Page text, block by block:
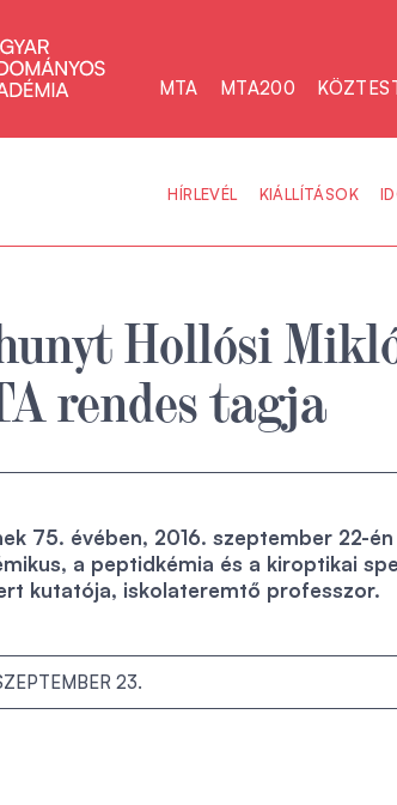
MTA MTA200
HÍRLEVÉL KIÁLLÍTÁSOK
Hollósi
rendes tagja
75. évében, 2016. szeptember 22-
a peptidkémia és a kiroptikai
kutatója, iskolateremtő professzor.
23.